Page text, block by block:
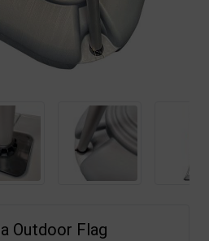
Outdoor Flag